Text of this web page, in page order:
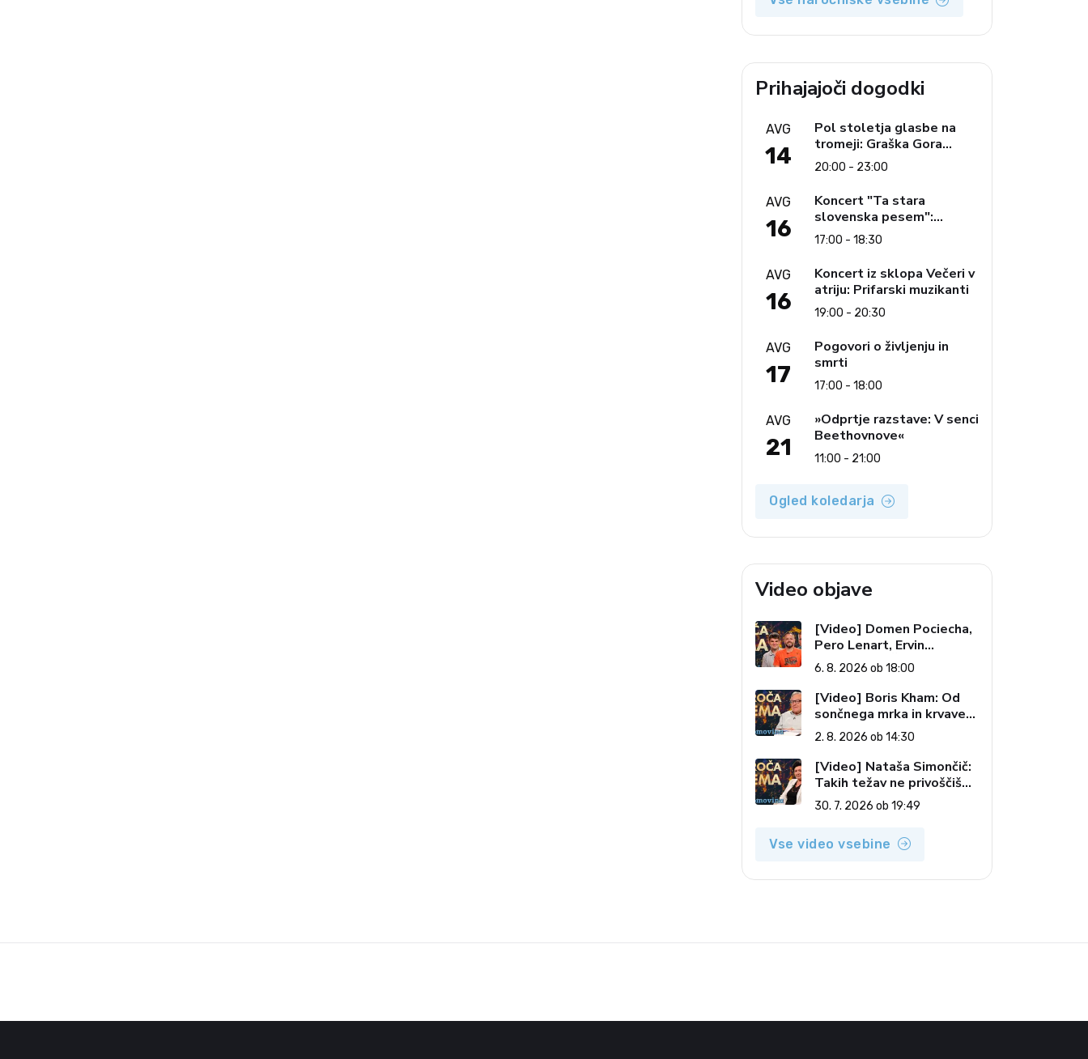
Prihajajoči dogodki
AVG
14
Pol stoletja glasbe na
tromeji: Graška Gora
obeležuje 50. jubilejni
festival narodno-zabavne
glasbe
20:00 - 23:00
AVG
16
Koncert "Ta stara
slovenska pesem":
Ljudski pevci Jezerci
17:00 - 18:30
AVG
16
Koncert iz sklopa Večeri v
atriju: Prifarski muzikanti
19:00 - 20:30
AVG
17
Pogovori o življenju in
smrti
17:00 - 18:00
AVG
21
»Odprtje razstave: V senci
Beethovnove«
11:00 - 21:00
Ogled koledarja
Video objave
[Video] Domen Pociecha,
Pero Lenart, Ervin
Kostanjšek: Šport
specialcev (Vroča tema, 6.
8. 2026)
6. 8. 2026 ob 18:00
[Video] Boris Kham: Od
sončnega mrka in krvave
lune do slovenskih
pečatov v vesolju (Vroča
tema, 2. 8. 2026)
2. 8. 2026 ob 14:30
[Video] Nataša Simončič:
Takih težav ne privoščiš
nikomur (Vroča tema, 30.
7. 2026)
30. 7. 2026 ob 19:49
Vse video vsebine